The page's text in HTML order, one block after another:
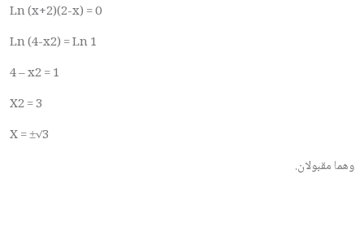
Ln (x+2)(2-x) = 0
Ln (4-x2) = Ln 1
4 – x2 = 1
X2 = 3
X = ±√3
وهما مقبولان.